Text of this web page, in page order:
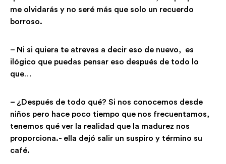
me olvidarás y no seré más que solo un recuerdo
borroso.
– Ni si quiera te atrevas a decir eso de nuevo, es
ilógico que puedas pensar eso después de todo lo
que…
– ¿Después de todo qué? Si nos conocemos desde
niños pero hace poco tiempo que nos frecuentamos,
tenemos qué ver la realidad que la madurez nos
proporciona.- ella dejó salir un suspiro y término su
café.